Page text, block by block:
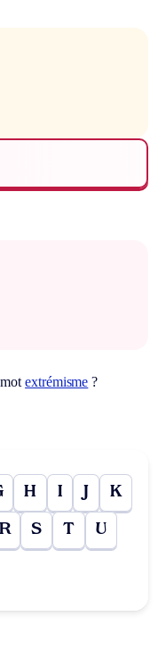
motextrémisme ?
H I J K
R S T U